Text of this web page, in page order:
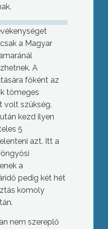
a Magyar
A
főként az
tömeges
volt szükség.
kezd ilyen
5
azt. Itt a
a
pedig két hét
komoly
nem szereplő